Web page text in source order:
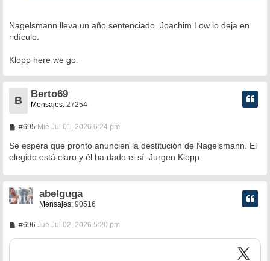
Nagelsmann lleva un año sentenciado. Joachim Low lo deja en
ridículo.
Klopp here we go.
B
Berto69
Mensajes: 27254
#695M
n
s
a
e
Mié Jul 01, 2026 6:24 pm
Se espera que pronto anuncien la destitución de Nagelsmann. El
elegido está claro y él ha dado el sí: Jurgen Klopp
abelguga
Mensajes: 90516
#696M
n
Jue Jul 02, 2026 5:20 pm